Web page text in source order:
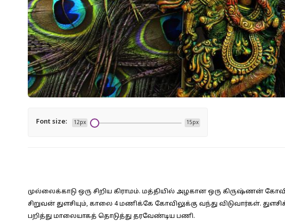
Font size: 12px 15px
முல்லைக்காடு ஒரு சிறிய கிராமம். மத்தியில் அழகான ஒரு கிருஷ்ணன்
சிறுவன் துளசியும், காலை 4 மணிக்கே கோவிலுக்கு வந்து விடுவார்கள்.
பறித்து மாலையாகத் தொடுத்து தரவேண்டிய பணி.